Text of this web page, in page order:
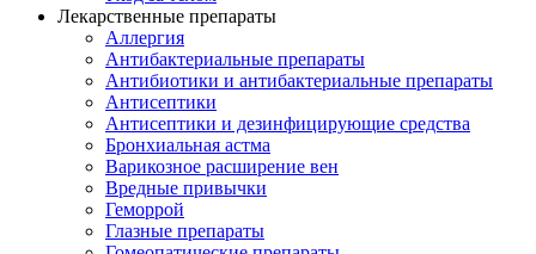
Лекарственные препараты
Аллергия
Антибактериальные препараты
Антибиотики и антибактериальные препараты
Антисептики
Антисептики и дезинфицирующие средства
Бронхиальная астма
Варикозное расширение вен
Вредные привычки
Геморрой
Глазные препараты